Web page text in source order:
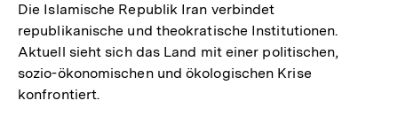
Die Islamische Republik Iran verbindet
republikanische und theokratische Institutionen.
Aktuell sieht sich das Land mit einer politischen,
sozio-ökonomischen und ökologischen Krise
konfrontiert.